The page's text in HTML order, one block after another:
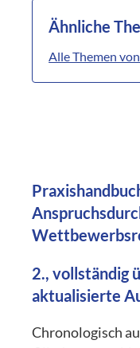
Ähnliche
Alle Themen
2., vollständig
aktualisierte
Chronologisch